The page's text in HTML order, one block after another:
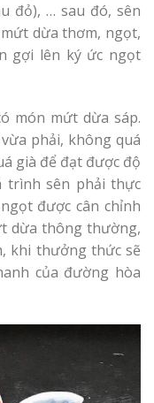
đỏ), … sau đó, sên
dừa thơm, ngọt,
gợi lên ký ức ngọt
món mứt dừa sáp.
phải, không quá
già để đạt được độ
trình sên phải thực
được cân chỉnh
dừa thông thường,
khi thưởng thức sẽ
của đường hòa